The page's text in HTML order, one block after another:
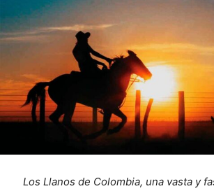
Los Llanos de Colombia, una vasta y